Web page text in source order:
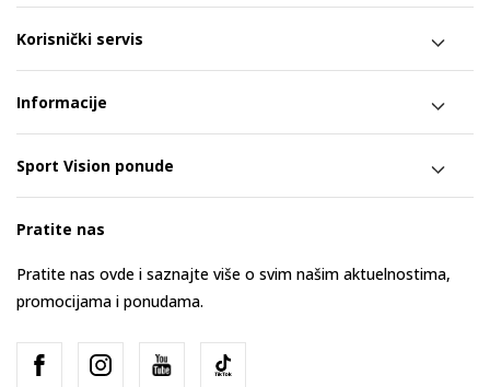
Korisnički servis
Informacije
Sport Vision ponude
Pratite nas
Pratite nas ovde i saznajte više o svim našim aktuelnostima,
promocijama i ponudama.